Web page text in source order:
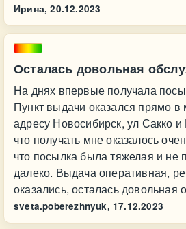
Ирина, 20.12.2023
Осталась довольная
На днях впервые получала
Пункт выдачи оказался прямо
адресу Новосибирск, ул Сакко и
что получать мне оказалось
что посылка была тяжелая и не
далеко. Выдача оперативная,
оказались, осталась довольная
sveta.poberezhnyuk, 17.12.2023